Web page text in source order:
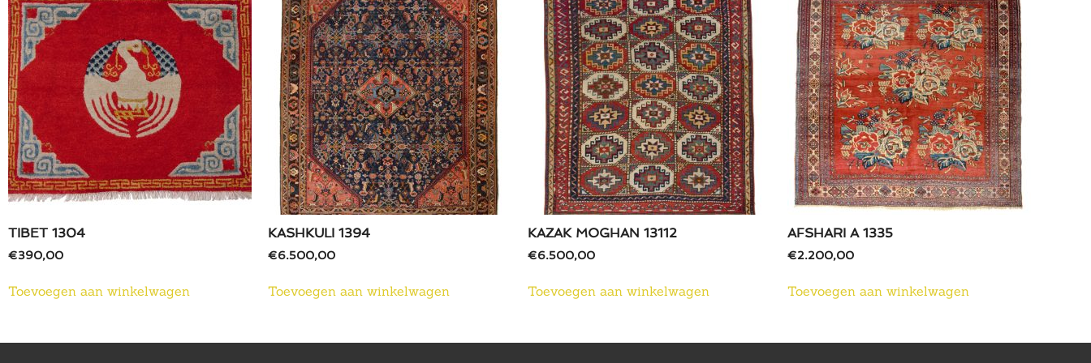
TIBET 1304
€390,00
Toevoegen aan winkelwagen
KASHKULI 1394
€6.500,00
Toevoegen aan winkelwagen
KAZAK MOGHAN 13112
€6.500,00
Toevoegen aan winkelwagen
AFSHARI A 1335
€2.200,00
Toevoegen aan winkelwagen